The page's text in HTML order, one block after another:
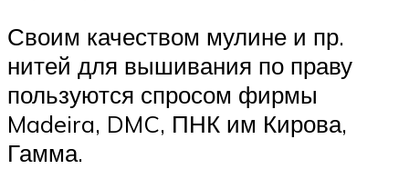
Своим качеством мулине и пр.
нитей для вышивания по праву
пользуются спросом фирмы
Madeira, DMC, ПНК им Кирова,
Гамма.